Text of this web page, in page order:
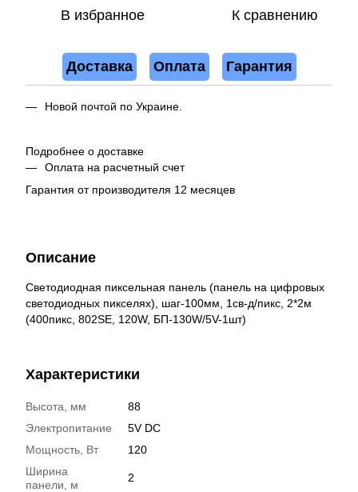
В избранное К сравнению
Доставка Оплата Гарантия
Новой почтой по Украине.
Подробнее о доставке
Оплата на расчетный счет
Гарантия от производителя 12 месяцев
Описание
Светодиодная пиксельная панель (панель на цифровых
светодиодных пикселях), шаг-100мм, 1св-д/пикс, 2*2м
(400пикс, 802SE, 120W, БП-130W/5V-1шт)
Характеристики
Высота, мм
88
Электропитание
5V DC
Мощность, Вт
120
Ширина
панели, м
2